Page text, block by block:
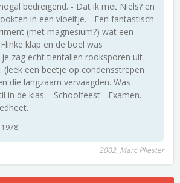
bedreigend. - Dat ik met Niels? en
in een vloeitje. - Een fantastisch
(met magnesium?) wat een
klap en de boel was
je zag echt tientallen rooksporen uit
(leek een beetje op condensstrepen
die langzaam vervaagden. Was
in de klas. - Schoolfeest - Examen.
1978
2002, Marc Pliester